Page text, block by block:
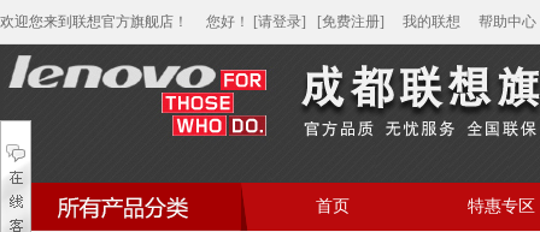
欢迎您来到联想官方旗舰店！ 您好 ！ [请登录] [免费注册] 我的联想 帮助中心
首页 特惠专区